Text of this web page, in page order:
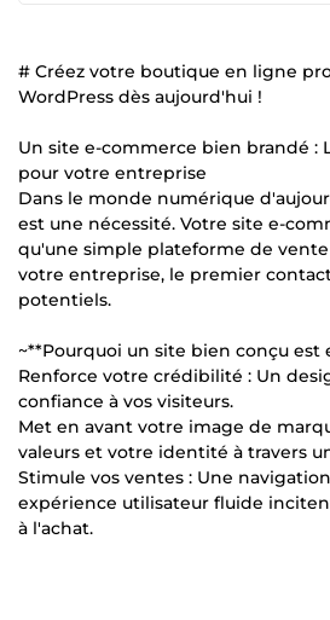
# Créez votre boutique en ligne
WordPress dès aujourd'hui !
Un site e-commerce bien brandé :
pour votre entreprise
Dans le monde numérique
est une nécessité. Votre site e-
qu'une simple plateforme de
votre entreprise, le premier
potentiels.
~**Pourquoi un site bien conçu est
Renforce votre crédibilité : Un
confiance à vos visiteurs.
Met en avant votre image de
valeurs et votre identité à travers
Stimule vos ventes : Une
expérience utilisateur fluide
à l'achat.